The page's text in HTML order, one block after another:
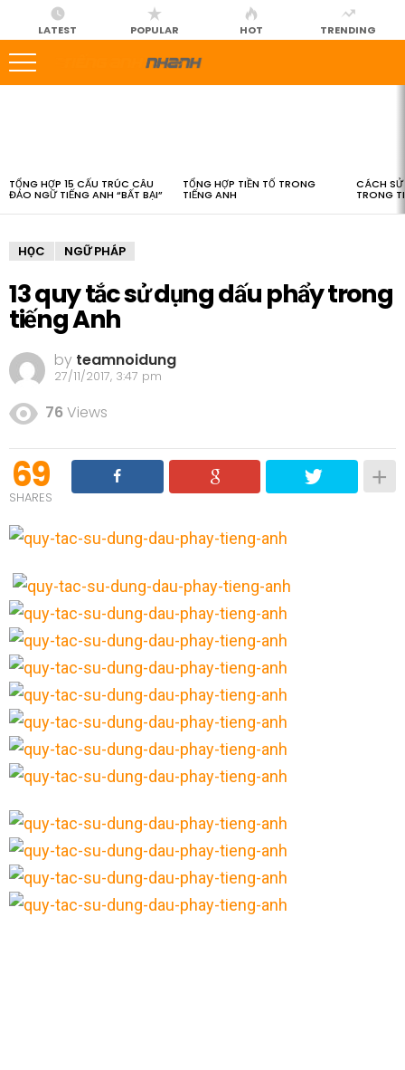
LATEST POPULAR HOT TRENDING
TỔNG HỢP 15 CẤU TRÚC CÂU
ĐẢO NGỮ TIẾNG ANH “BẤT BẠI”
TỔNG HỢP TIỀN TỐ TRONG
TIẾNG ANH
CÁCH SỬ
TRONG
HỌC NGỮ PHÁP
13 quy tắc sử dụng dấu phẩy trong
tiếng Anh
by teamnoidung
27/11/2017, 3:47 pm
76Views
69
SHARES